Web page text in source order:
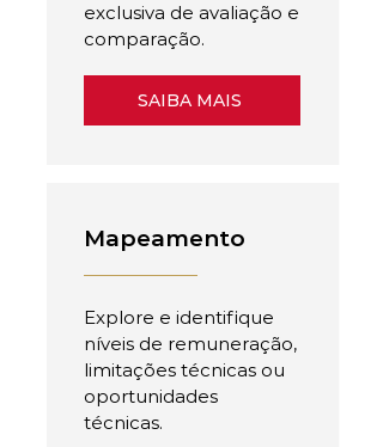
exclusiva de avaliação e
comparação.
SAIBA MAIS
Mapeamento
Explore e identifique
níveis de remuneração,
limitações técnicas ou
oportunidades
técnicas.